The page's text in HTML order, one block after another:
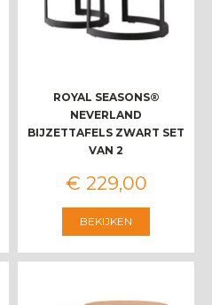
ROYAL SEASONS®
NEVERLAND
BIJZETTAFELS ZWART SET
VAN 2
€ 229,00
BEKIJKEN